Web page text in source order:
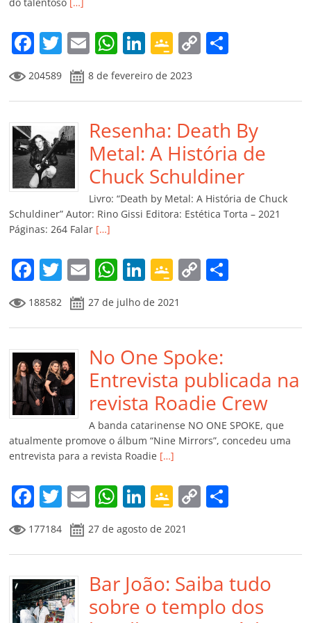
F
a
c
e
b
o
o
k
T
w
itt
er
E
m
ai
l
W
at
s
A
p
p
Li
k
e
dI
n
G
o
o
gl
e
Cl
a
ss
ro
m
C
y
Li
n
k
p
ar
til
h
ar
204589 8 de fevereiro de 2023
Resenha: Death By
Metal: A História de
Chuck Schuldiner
Livro: “Death by Metal: A História de Chuck
Schuldiner” Autor: Rino Gissi Editora: Estética Torta – 2021
Páginas: 264 Falar […]
F
a
c
e
b
o
o
k
T
w
itt
er
E
m
ai
l
W
h
at
s
A
p
p
Li
n
k
e
dI
n
G
o
o
gl
e
Cl
a
ss
ro
o
m
C
y
Li
n
k
p
til
h
ar
188582 27 de julho de 2021
No One Spoke:
Entrevista publicada na
revista Roadie Crew
A banda catarinense NO ONE SPOKE, que
atualmente promove o álbum “Nine Mirrors”, concedeu uma
entrevista para a revista Roadie […]
F
a
c
e
b
o
T
w
itt
er
E
m
ai
l
W
at
s
A
p
Li
n
k
e
dI
n
G
o
o
gl
e
Cl
C
y
Li
n
p
ar
til
177184 27 de agosto de 2021
Bar João: Saiba tudo
sobre o templo dos